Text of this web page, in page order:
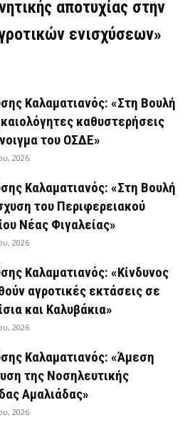
αποτυχίας στην
ενισχύσεων»
Καλαματιανός: «Στη Βουλή
καθυστερήσεις
του ΟΣΔΕ»
2026
Καλαματιανός: «Στη Βουλή
του Περιφερειακού
Νέας Φιγαλείας»
2026
Καλαματιανός: «Κίνδυνος
αγροτικές εκτάσεις σε
και Καλυβάκια»
2026
Καλαματιανός: «Άμεση
της Νοσηλευτικής
Αμαλιάδας»
2026